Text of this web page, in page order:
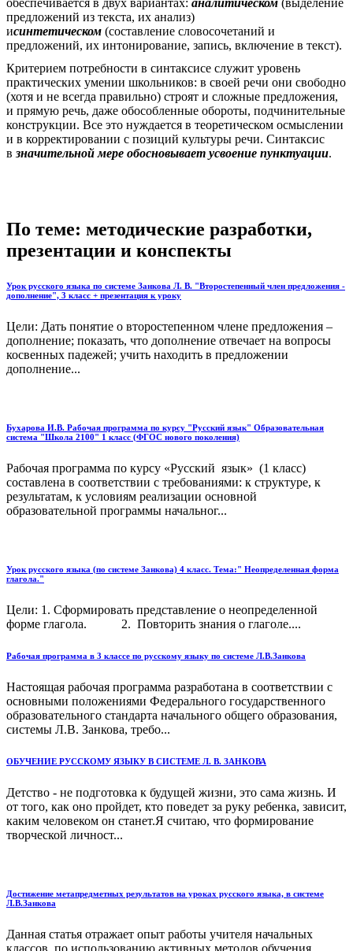
обеспечивается в двух вариантах: аналитическом (выделение
предложений из текста, их анализ)
исинтетическом (составление словосочетаний и
предложений, их интонирование, запись, включение в текст).
Критерием потребности в синтаксисе служит уровень
практических умении школьников: в своей речи они свободно
(хотя и не всегда правильно) строят и сложные предложения,
и прямую речь, даже обособленные обороты, подчинительные
конструкции. Все это нуждается в теоретическом осмыслении
и в корректировании с позиций культуры речи. Синтаксис
в значительной мере обосновывает усвоение пунктуации.
По теме: методические разработки,
презентации и конспекты
Урок русского языка по системе Занкова Л. В. "Второстепенный член предложения -
дополнение", 3 класс + презентация к уроку
Цели: Дать понятие о второстепенном члене предложения –
дополнение; показать, что дополнение отвечает на вопросы
косвенных падежей; учить находить в предложении
дополнение...
Бухарова И.В. Рабочая программа по курсу "Русский язык" Образовательная
система "Школа 2100" 1 класс (ФГОС нового поколения)
Рабочая программа по курсу «Русский язык» (1 класс)
составлена в соответствии с требованиями: к структуре, к
результатам, к условиям реализации основной
образовательной программы начальног...
Урок русского языка (по системе Занкова) 4 класс. Тема:" Неопределенная форма
глагола."
Цели: 1. Сформировать представление о неопределенной
форме глагола. 2. Повторить знания о глаголе....
Рабочая программа в 3 классе по русскому языку по системе Л.В.Занкова
Настоящая рабочая программа разработана в соответствии с
основными положениями Федерального государственного
образовательного стандарта начального общего образования,
системы Л.В. Занкова, требо...
ОБУЧЕНИЕ РУССКОМУ ЯЗЫКУ В СИСТЕМЕ Л. В. ЗАНКОВА
Детство - не подготовка к будущей жизни, это сама жизнь. И
от того, как оно пройдет, кто поведет за руку ребенка, зависит,
каким человеком он станет.Я считаю, что формирование
творческой личност...
Достижение метапредметных результатов на уроках русского языка, в системе
Л.В.Занкова
Данная статья отражает опыт работы учителя начальных
классов по использованию активных методов обучения,